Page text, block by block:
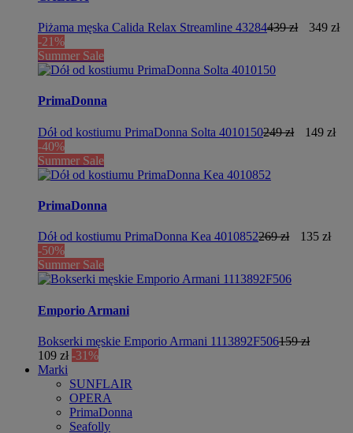
Piżama męska Calida Relax Streamline 43284439 zł
349 zł
-21%
Summer Sale
PrimaDonna
Dół od kostiumu PrimaDonna Solta 4010150249 zł
149 zł
-40%
Summer Sale
PrimaDonna
Dół od kostiumu PrimaDonna Kea 4010852269 zł
135 zł
-50%
Summer Sale
Emporio Armani
Bokserki męskie Emporio Armani 1113892F506159 zł
109 zł -31%
Marki
SUNFLAIR
OPERA
PrimaDonna
Seafolly